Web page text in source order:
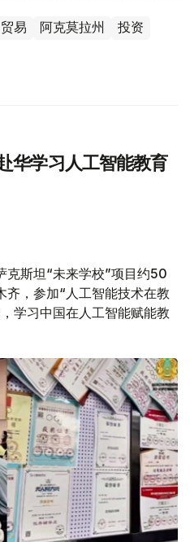
贸易 阿克莫拉州 投资
华学习人工智能教育
克斯坦“未来学校”项目约50
齐，参加“人工智能技术在教
学习中国在人工智能赋能教